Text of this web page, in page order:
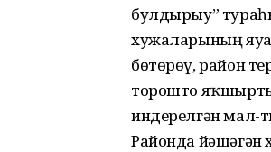
булдырыу”
хужаларының
бөтөрөү, район
торошто
индерелгән мал-
Районда йәшәгән